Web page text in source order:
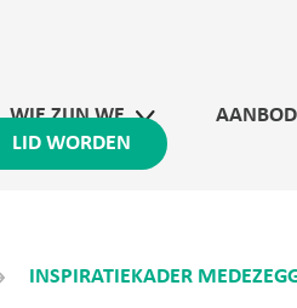
WIE ZIJN WE AANBOD
LID WORDEN
INSPIRATIEKADER